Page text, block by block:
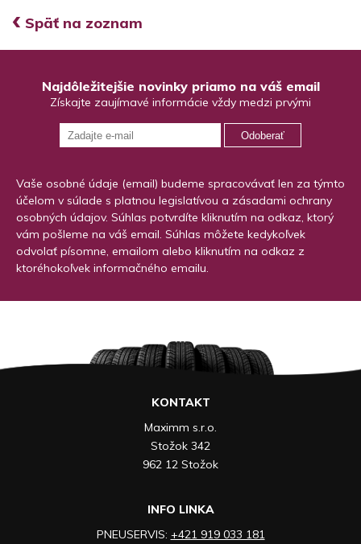
‹ Späť na zoznam
Najdôležitejšie novinky priamo na váš email
Získajte zaujímavé informácie vždy medzi prvými
Odoberať
Vaše osobné údaje (email) budeme spracovávať len za týmto
účelom v súlade s platnou legislatívou a zásadami ochrany
osobných údajov. Súhlas potvrdíte kliknutím na odkaz, ktorý
vám pošleme na váš email. Súhlas môžete kedykoľvek
odvolať písomne, emailom alebo kliknutím na odkaz z
ktoréhokoľvek informačného emailu.
KONTAKT
Maximm s.r.o.
Stožok 342
962 12 Stožok
INFO LINKA
PNEUSERVIS: +421 919 033 181